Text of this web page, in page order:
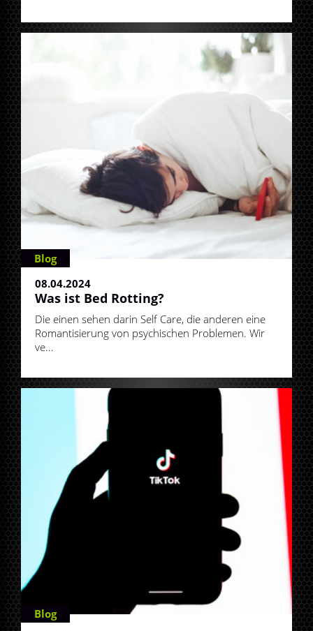
Blog
08.04.2024
Was ist Bed Rotting?
Die einen sehen darin Self Care, die anderen eine
Romantisierung von psychischen Problemen. Wir
ve...
Blog